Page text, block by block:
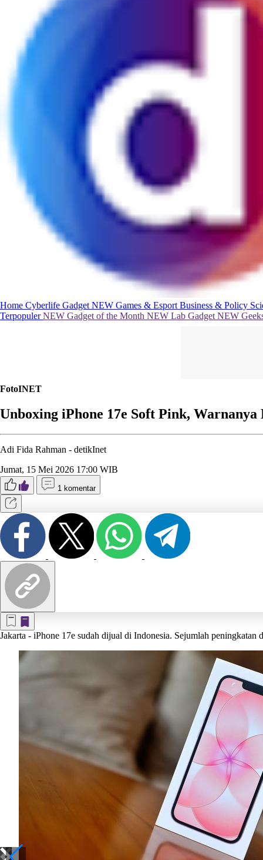
Home Cyberlife Gadget NEW Games & Esport Business & Policy
TerpopulerNEW Gadget of the Month NEW Lab Gadget NEW
FotoINET
Unboxing iPhone 17e Soft Pink,
Adi Fida Rahman - detikInet
Jumat, 15 Mei 2026 17:00 WIB
1 komentar
Jakarta - iPhone 17e sudah dijual di Indonesia. Sejumlah